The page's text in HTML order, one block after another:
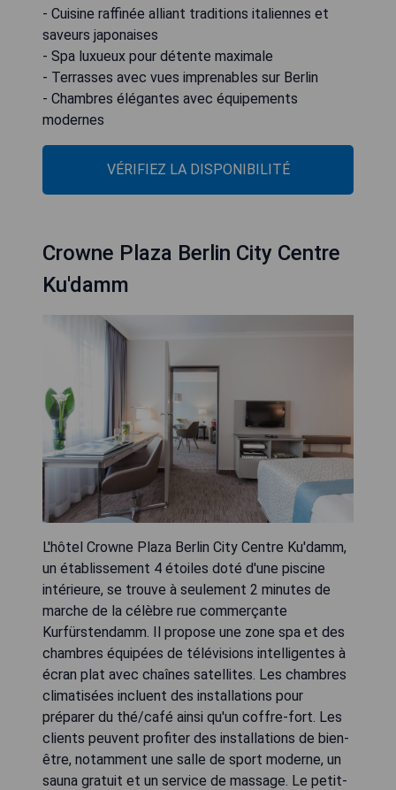
- Cuisine raffinée alliant traditions italiennes et
saveurs japonaises
- Spa luxueux pour détente maximale
- Terrasses avec vues imprenables sur Berlin
- Chambres élégantes avec équipements
modernes
VÉRIFIEZ LA DISPONIBILITÉ
Crowne Plaza Berlin City Centre
Ku'damm
L'hôtel Crowne Plaza Berlin City Centre Ku'damm,
un établissement 4 étoiles doté d'une piscine
intérieure, se trouve à seulement 2 minutes de
marche de la célèbre rue commerçante
Kurfürstendamm. Il propose une zone spa et des
chambres équipées de télévisions intelligentes à
écran plat avec chaînes satellites. Les chambres
climatisées incluent des installations pour
préparer du thé/café ainsi qu'un coffre-fort. Les
clients peuvent profiter des installations de bien-
être, notamment une salle de sport moderne, un
sauna gratuit et un service de massage. Le petit-